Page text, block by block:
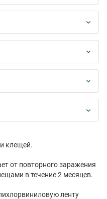
клещей.
от повторного заражения
в течение 2 месяцев.
ленту